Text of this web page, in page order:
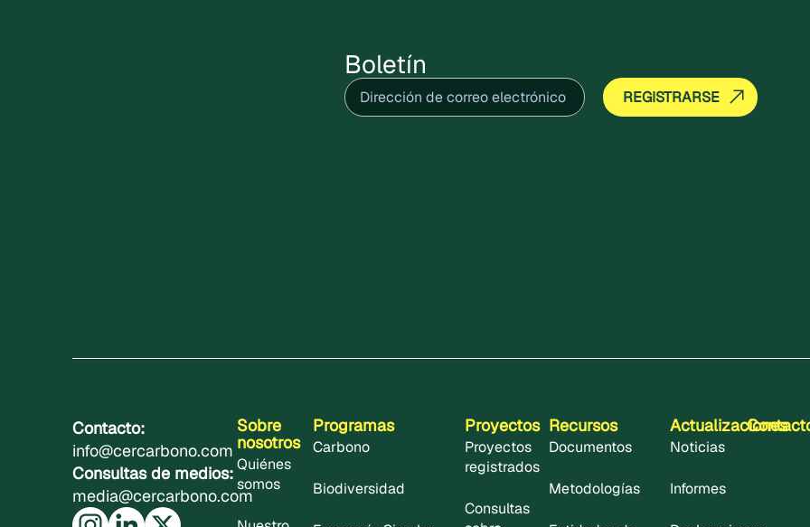
economía circular.
Boletín
Correo
electrónico (Obligatorio)
Contacto:
info@cercarbono.com
Consultas de medios:
media@cercarbono.com
Sobre
nosotros
Quiénes
somos
Programas
Carbono
Biodiversidad
Proyectos
Proyectos
registrados
Consultas
Recursos
Documentos
Metodologías
Actualizaciones
Noticias
Informes